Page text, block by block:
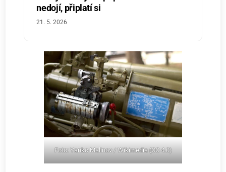
nedojí, připlatí si
21. 5. 2026
Foto: Yanko Malinov / Wikimedia (CC 4.0)